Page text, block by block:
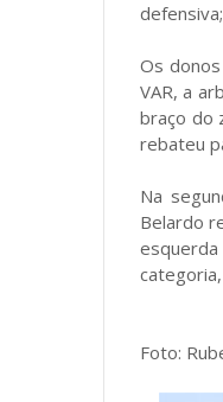
Os
VAR, a
braço do
rebateu
Na
Belardo
Foto: